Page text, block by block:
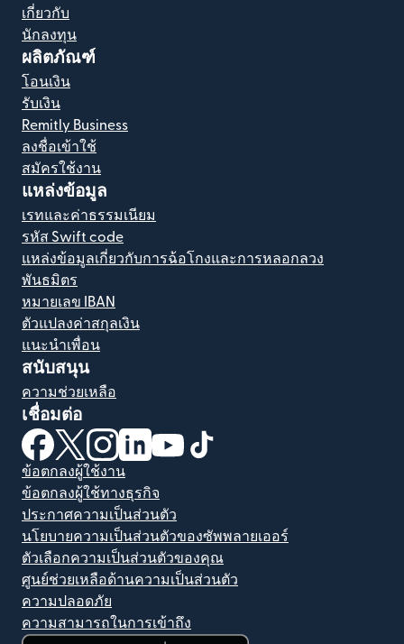
เกี่ยวกับ
นักลงทุน
ผลิตภัณฑ์
โอนเงิน
รับเงิน
Remitly Business
ลงชื่อเข้าใช้
สมัครใช้งาน
แหล่งข้อมูล
เรทและค่าธรรมเนียม
รหัส Swift code
แหล่งข้อมูลเกี่ยวกับการฉ้อโกงและการหลอกลวง
พันธมิตร
หมายเลข IBAN
ตัวแปลงค่าสกุลเงิน
แนะนำเพื่อน
สนับสนุน
ความช่วยเหลือ
เชื่อมต่อ
(เปิดในหน้าต่างใหม่)
(เปิดในหน้าต่างใหม่)
(เปิดในหน้าต่างใหม่)
(เปิดในหน้าต่างใหม่)
(เปิดในหน้าต่างใหม่)
ข้อตกลงผู้ใช้งาน
ข้อตกลงผู้ใช้ทางธุรกิจ
ประกาศความเป็นส่วนตัว
นโยบายความเป็นส่วนตัวของซัพพลายเออร์
ตัวเลือกความเป็นส่วนตัวของคุณ
ศูนย์ช่วยเหลือด้านความเป็นส่วนตัว
ความปลอดภัย
ความสามารถในการเข้าถึง